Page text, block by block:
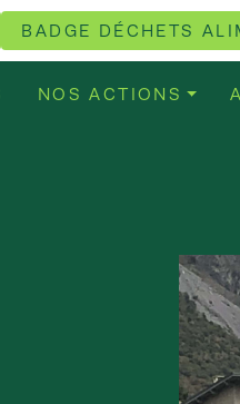
BADGE DÉCHETS
NOS ACTIONS